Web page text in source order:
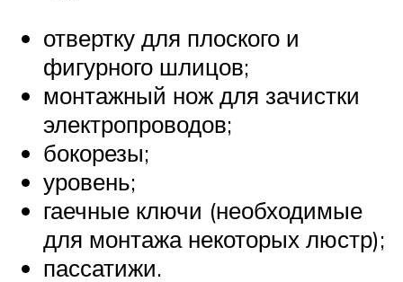
отвертку для плоского и
фигурного шлицов;
монтажный нож для зачистки
электропроводов;
бокорезы;
уровень;
гаечные ключи (необходимые
для монтажа некоторых люстр);
пассатижи.